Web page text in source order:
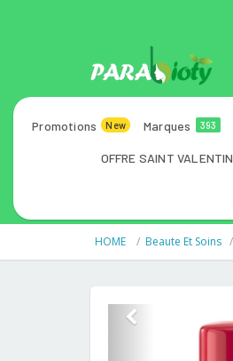
Promotions New Marques 393
OFFRE SAINT VALENTIN
HOME Beaute Et Soins
Previous